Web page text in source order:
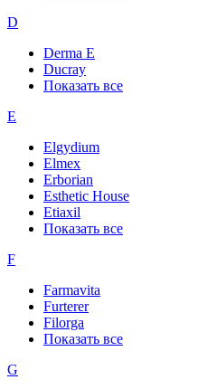
D
Derma E
Ducray
Показать все
E
Elgydium
Elmex
Erborian
Esthetic House
Etiaxil
Показать все
F
Farmavita
Furterer
Filorga
Показать все
G